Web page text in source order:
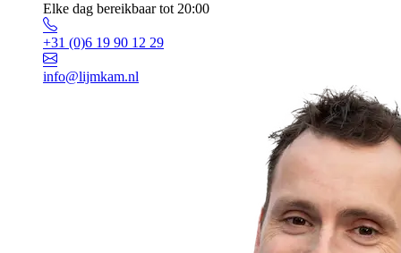
Elke dag bereikbaar tot 20:00
+31 (0)6 19 90 12 29
info@lijmkam.nl